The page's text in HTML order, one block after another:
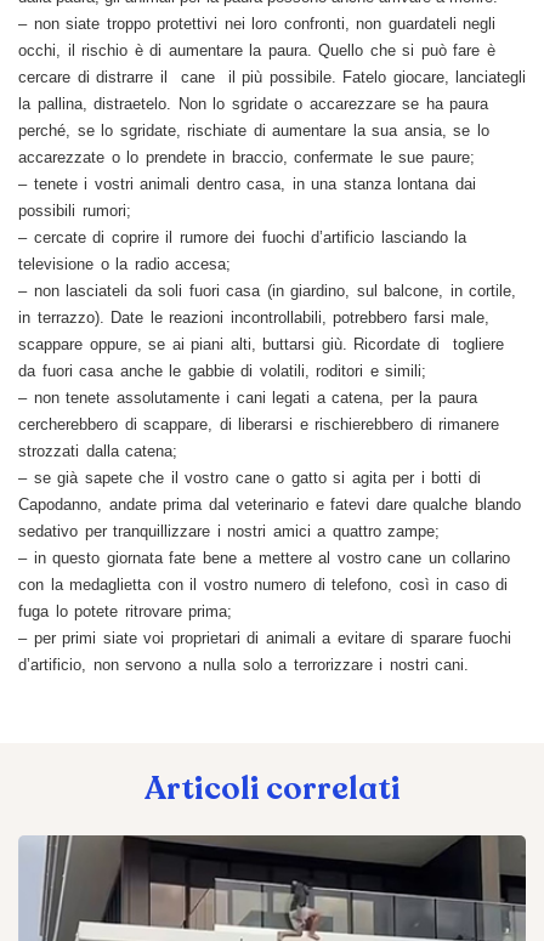
– non siate troppo protettivi nei loro confronti, non guardateli negli
occhi, il rischio è di aumentare la paura. Quello che si può fare è
cercare di distrarre il cane il più possibile. Fatelo giocare, lanciategli
la pallina, distraetelo. Non lo sgridate o accarezzare se ha paura
perché, se lo sgridate, rischiate di aumentare la sua ansia, se lo
accarezzate o lo prendete in braccio, confermate le sue paure;
– tenete i vostri animali dentro casa, in una stanza lontana dai
possibili rumori;
–cercate di coprire il rumore dei fuochi d’artificio lasciando la
televisione o la radio accesa;
– non lasciateli da soli fuori casa (in giardino, sul balcone, in cortile,
in terrazzo). Date le reazioni incontrollabili, potrebbero farsi male,
scappare oppure, se ai piani alti, buttarsi giù. Ricordate di togliere
da fuori casa anche le gabbie di volatili, roditori e simili;
– non tenete assolutamente i cani legati a catena, per la paura
cercherebbero di scappare, di liberarsi e rischierebbero di rimanere
strozzati dalla catena;
–se già sapete che il vostro cane o gatto si agita per i botti di
Capodanno, andate prima dal veterinario e fatevi dare qualche blando
sedativo per tranquillizzare i nostri amici a quattro zampe;
– in questo giornata fate bene a mettere al vostro cane un collarino
con la medaglietta con il vostro numero di telefono, così in caso di
fuga lo potete ritrovare prima;
– per primi siate voi proprietari di animali a evitare di sparare fuochi
d’artificio, non servono a nulla solo a terrorizzare i nostri cani.
Articoli correlati